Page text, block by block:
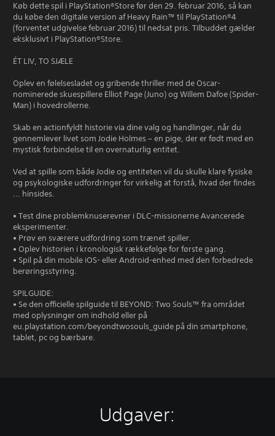
Køb dette spil i PlayStation®Store før den 29. februar 2016, så kan
du købe den digitale version af Heavy Rain™ til PlayStation®4
(forventet udgivelse februar 2016) til nedsat pris. Tilbuddet gælder
eksklusivt i PlayStation®Store.
ÉT LIV, TO SJÆLE
Oplev en følelsesladet og gribende thriller med de Oscar-
nominerede skuespillere Elliot Page (Juno) og Willem Dafoe (Spider-
Man) i hovedrollerne.
Skab en actionfyldt historie via dine valg og handlinger, når du
gennemlever livet som Jodie Holmes – en pige, der er født med en
mystisk forbindelse til en overnaturlig entitet.
Ved at spille som både Jodie og entiteten vil du skulle klare fysiske
og psykologiske udfordringer for virkelig at forstå, hvad der findes
... hinsides.
• Test dine problemknuserevner i DLC-missionerne Avancerede
eksperimenter.
• Prøv en sværere udfordring som trænet spiller.
• Oplev historien i kronologisk rækkefølge for første gang.
• Spil på din mobile iOS- eller Android-enhed med den forbedrede
berøringsstyring.
SPILGUIDE:
• Se den officielle spilguide til BEYOND: Two Souls™ fra området
med oplysninger om indhold eller på
eu.playstation.com/beyondtwosouls_guide på din smartphone,
tablet, pc og bærbare.
Udgaver: